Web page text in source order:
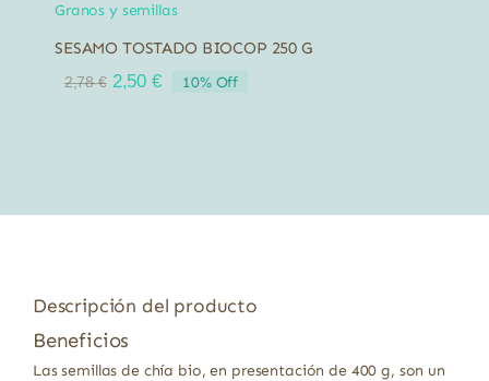
Granos y semillas
SESAMO TOSTADO BIOCOP 250 G
2,78€ El
2,50 €El
10% Off
Descripción del producto
Beneficios
Las semillas de chía bio, en presentación de 400 g, son un